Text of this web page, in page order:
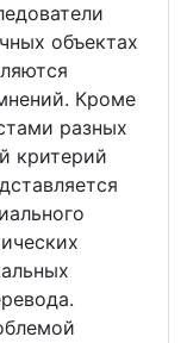
объектах
Кроме
разных
критерий